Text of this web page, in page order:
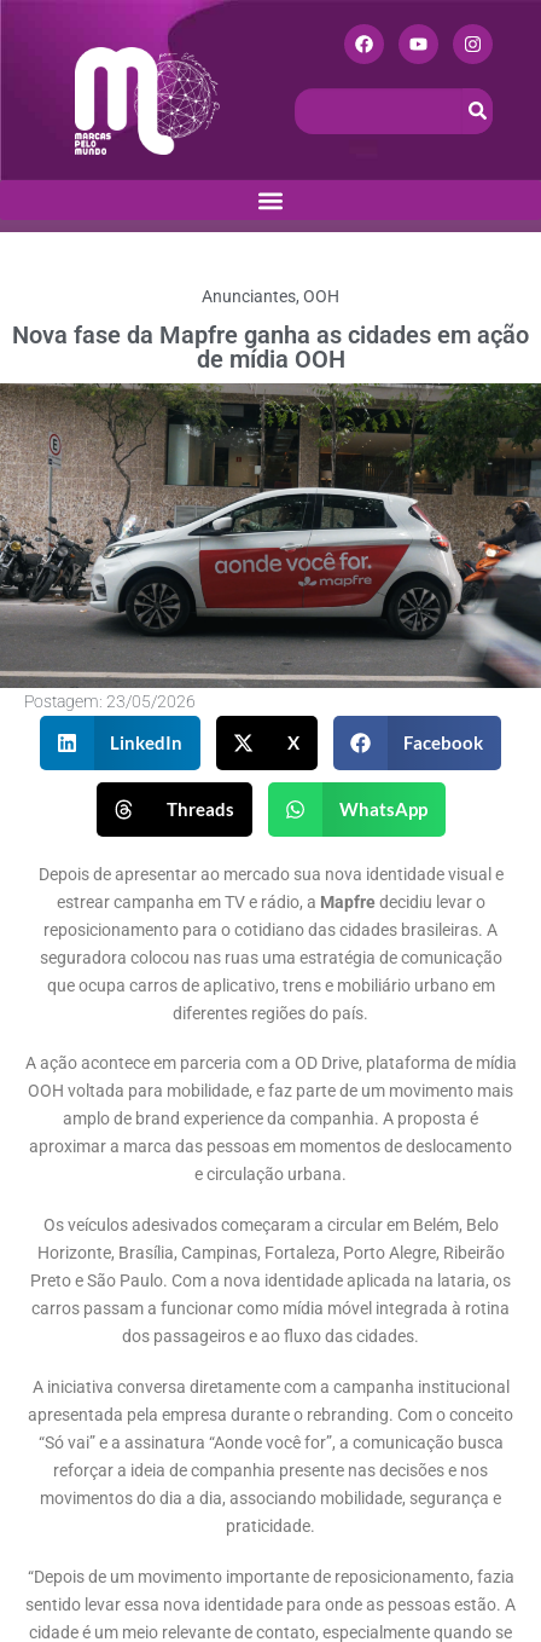
Anunciantes, OOH
Nova fase da Mapfre ganha as cidades em ação
de mídia OOH
Postagem: 23/05/2026
LinkedIn X Facebook
Threads WhatsApp
Depois de apresentar ao mercado sua nova identidade visual e
estrear campanha em TV e rádio, a Mapfredecidiu levar o
reposicionamento para o cotidiano das cidades brasileiras. A
seguradora colocou nas ruas uma estratégia de comunicação
que ocupa carros de aplicativo, trens e mobiliário urbano em
diferentes regiões do país.
A ação acontece em parceria com a OD Drive, plataforma de mídia
OOH voltada para mobilidade, e faz parte de um movimento mais
amplo de brand experience da companhia. A proposta é
aproximar a marca das pessoas em momentos de deslocamento
e circulação urbana.
Os veículos adesivados começaram a circular em Belém, Belo
Horizonte, Brasília, Campinas, Fortaleza, Porto Alegre, Ribeirão
Preto e São Paulo. Com a nova identidade aplicada na lataria, os
carros passam a funcionar como mídia móvel integrada à rotina
dos passageiros e ao fluxo das cidades.
A iniciativa conversa diretamente com a campanha institucional
apresentada pela empresa durante o rebranding. Com o conceito
“Só vai” e a assinatura “Aonde você for”, a comunicação busca
reforçar a ideia de companhia presente nas decisões e nos
movimentos do dia a dia, associando mobilidade, segurança e
praticidade.
“Depois de um movimento importante de reposicionamento, fazia
sentido levar essa nova identidade para onde as pessoas estão. A
cidade é um meio relevante de contato, especialmente quando se